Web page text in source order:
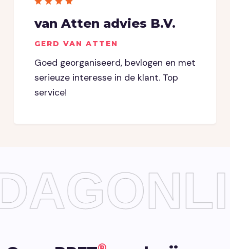
van Atten advies B.V.
GERD VAN ATTEN
Goed georganiseerd, bevlogen en met
serieuze interesse in de klant. Top
service!